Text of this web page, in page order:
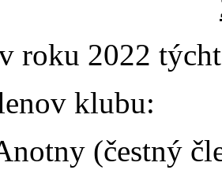
roku 2022
klubu:
(čestný